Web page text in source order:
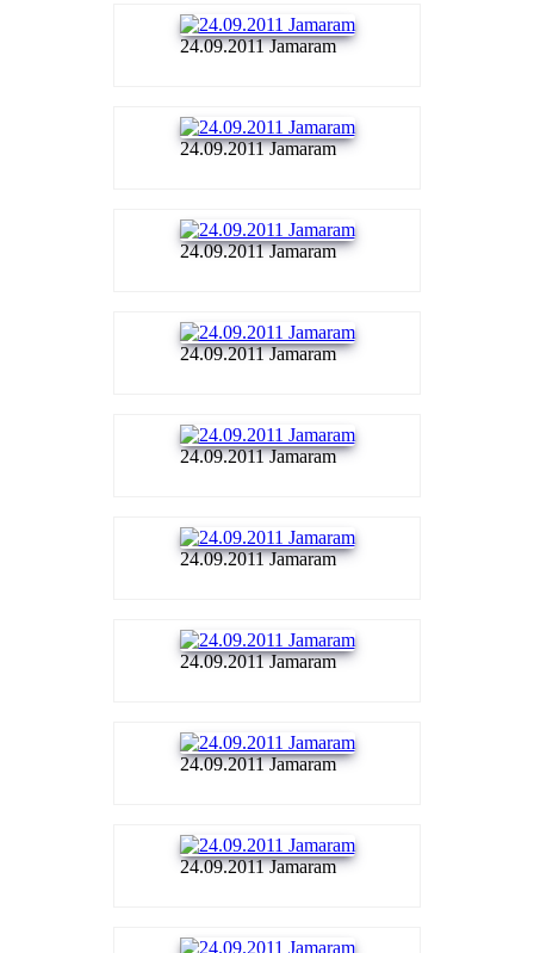
24.09.2011 Jamaram
24.09.2011 Jamaram
24.09.2011 Jamaram
24.09.2011 Jamaram
24.09.2011 Jamaram
24.09.2011 Jamaram
24.09.2011 Jamaram
24.09.2011 Jamaram
24.09.2011 Jamaram